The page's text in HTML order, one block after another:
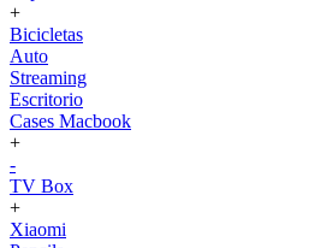
+
Bicicletas
Auto
Streaming
Escritorio
Cases Macbook
+
-
TV Box
+
Xiaomi